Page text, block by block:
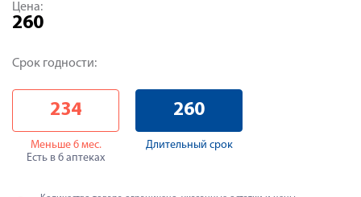
Цена:
260
Срок годности:
234
Меньше 6 мес.
Есть в 6 аптеках
260
Длительный срок